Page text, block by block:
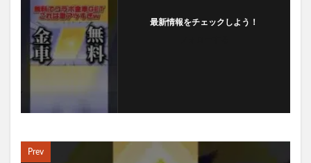
最新情報をチェックしよう！
Prev